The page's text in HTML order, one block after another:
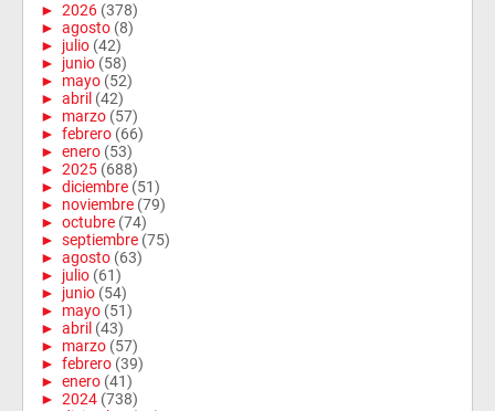
► 2026 (378)
► agosto (8)
► julio (42)
► junio (58)
► mayo (52)
► abril (42)
► marzo (57)
► febrero (66)
► enero (53)
► 2025 (688)
► diciembre (51)
► noviembre (79)
► octubre (74)
► septiembre (75)
► agosto (63)
► julio (61)
► junio (54)
► mayo (51)
► abril (43)
► marzo (57)
► febrero (39)
► enero (41)
► 2024 (738)